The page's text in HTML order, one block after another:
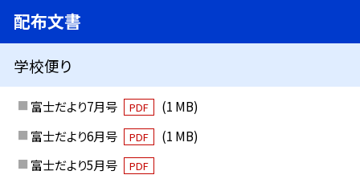
配布文書
学校便り
富士だより7月号 PDF
(1 MB)
富士だより6月号
PDF
(1 MB)
富士だより5月号
PDF